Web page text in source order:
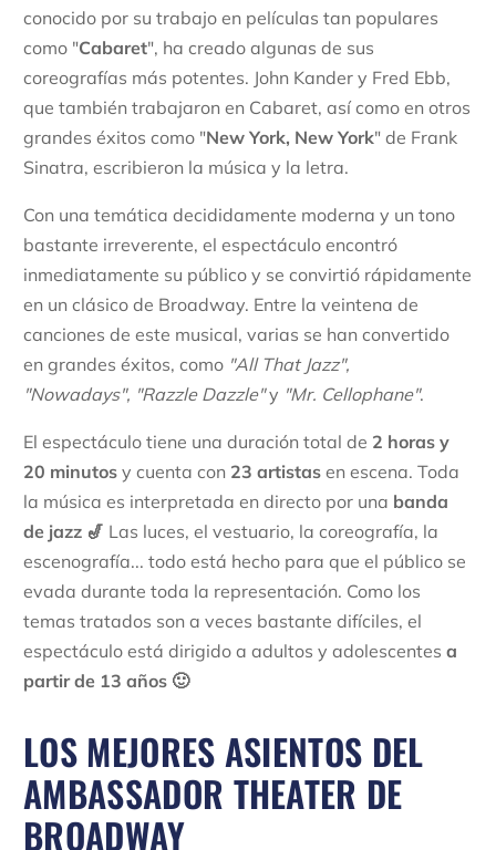
conocido por su trabajo en películas tan populares
como "Cabaret", ha creado algunas de sus
coreografías más potentes. John Kander y Fred Ebb,
que también trabajaron en Cabaret, así como en otros
grandes éxitos como "New York, New York" de Frank
Sinatra, escribieron la música y la letra.
Con una temática decididamente moderna y un tono
bastante irreverente, el espectáculo encontró
inmediatamente su público y se convirtió rápidamente
en un clásico de Broadway. Entre la veintena de
canciones de este musical, varias se han convertido
en grandes éxitos, como "All That Jazz",
"Nowadays", "Razzle Dazzle"y "Mr. Cellophane".
El espectáculo tiene una duración total de 2 horas y
20 minutos y cuenta con 23 artistas en escena. Toda
la música es interpretada en directo por una banda
de jazz 🎷 Las luces, el vestuario, la coreografía, la
escenografía... todo está hecho para que el público se
evada durante toda la representación. Como los
temas tratados son a veces bastante difíciles, el
espectáculo está dirigido a adultos y adolescentes a
partir de 13 años 🙂
LOS MEJORES ASIENTOS DEL
AMBASSADOR THEATER DE
BROADWAY